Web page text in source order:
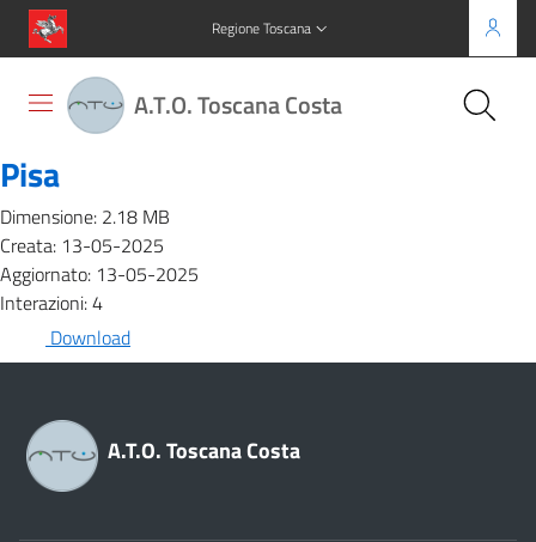
Regione Toscana
A.T.O. Toscana Costa
Pisa
Dimensione: 2.18 MB
Creata: 13-05-2025
Aggiornato: 13-05-2025
Interazioni: 4
Download
A.T.O. Toscana Costa